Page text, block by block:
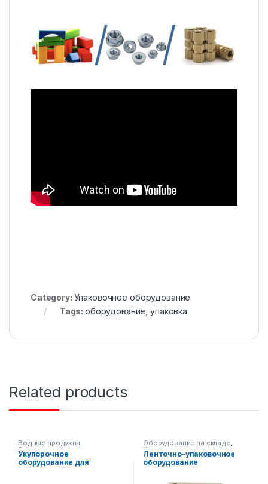
Category: Упаковочное оборудование
Tags:оборудование ,упаковка
Related products
Водные продукты,
Оборудование на складе
Упаковочное оборудование
Укупорочное
оборудование для
Оборудование на складе,
Упаковочное оборудование
Ленточно-упаковочное
оборудование